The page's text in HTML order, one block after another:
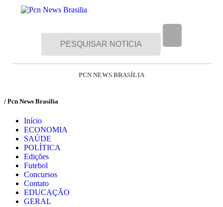
PCN NEWS BRASÍLIA
/ Pcn News Brasilia
Início
ECONOMIA
SAÚDE
POLÍTICA
Edições
Futebol
Concursos
Contato
EDUCAÇÃO
GERAL